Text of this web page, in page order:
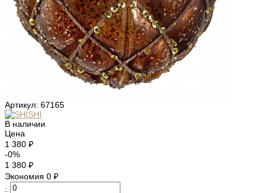
Артикул: 67165
В наличии
Цена
1 380 ₽
-0%
1 380 ₽
Экономия 0 ₽
-